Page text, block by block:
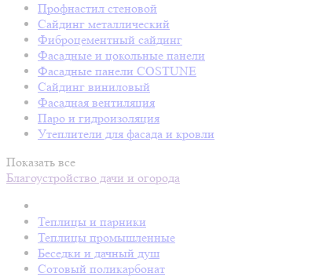
Профнастил стеновой
Сайдинг металлический
Фиброцементный сайдинг
Фасадные и цокольные панели
Фасадные панели COSTUNE
Сайдинг виниловый
Фасадная вентиляция
Паро и гидроизоляция
Утеплители для фасада и кровли
Показать все
Благоустройство дачи и огорода
Теплицы и парники
Теплицы промышленные
Беседки и дачный душ
Сотовый поликарбонат